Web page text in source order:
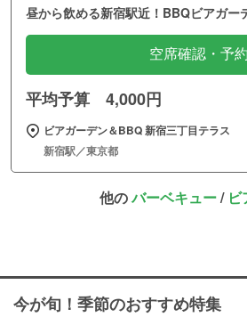
昼から飲める新宿駅近！BBQビアガー
空席確認・予約
平均予算 4,000円
ビアガーデン＆BBQ 新宿三丁目テラス
新宿駅／東京都
他のバーベキュー/
今が旬！季節のおすすめ特集